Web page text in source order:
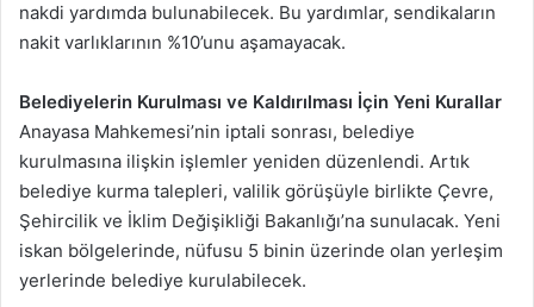
nakdi yardımda bulunabilecek. Bu yardımlar, sendikaların
nakit varlıklarının %10’unu aşamayacak.
Belediyelerin Kurulması ve Kaldırılması İçin Yeni Kurallar
Anayasa Mahkemesi’nin iptali sonrası, belediye
kurulmasına ilişkin işlemler yeniden düzenlendi. Artık
belediye kurma talepleri, valilik görüşüyle birlikte Çevre,
Şehircilik ve İklim Değişikliği Bakanlığı’na sunulacak. Yeni
iskan bölgelerinde, nüfusu 5 binin üzerinde olan yerleşim
yerlerinde belediye kurulabilecek.